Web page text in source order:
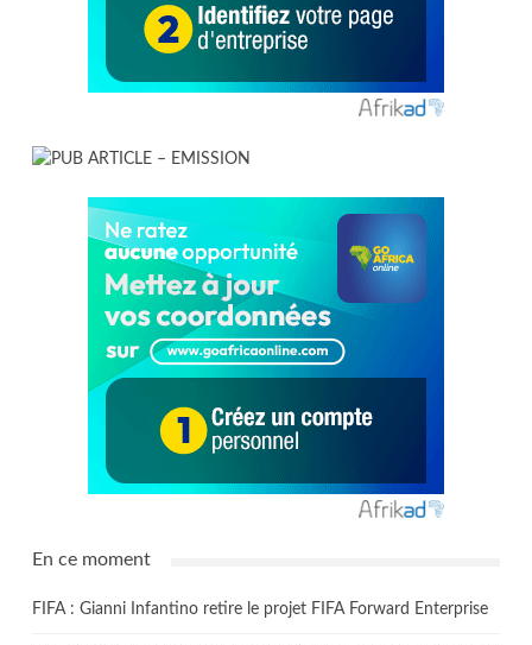
En ce moment
FIFA : Gianni Infantino retire le projet FIFA Forward Enterprise